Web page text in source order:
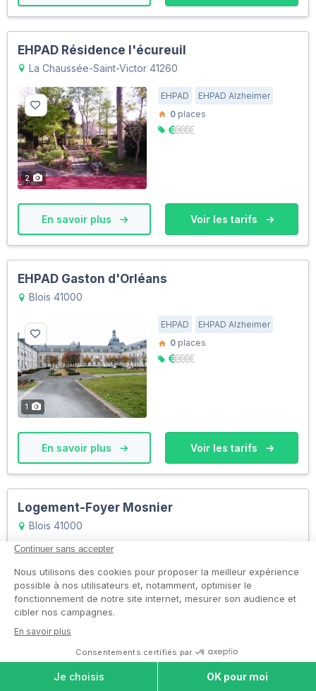
EHPAD Résidence l'écureuil
La Chaussée-Saint-Victor 41260
2
EHPAD
EHPAD Alzheimer
0 places
En savoir plus Voir les tarifs
EHPAD Gaston d'Orléans
Blois 41000
1
EHPAD
EHPAD Alzheimer
0 places
En savoir plus Voir les tarifs
Logement-Foyer Mosnier
Blois 41000
0
0places
En savoir plus Voir les tarifs